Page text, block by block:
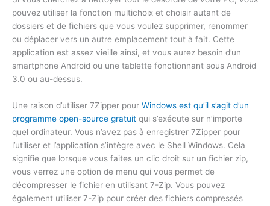
pouvez utiliser la fonction multichoix et choisir autant de
dossiers et de fichiers que vous voulez supprimer, renommer
ou déplacer vers un autre emplacement tout à fait. Cette
application est assez vieille ainsi, et vous aurez besoin d’un
smartphone Android ou une tablette fonctionnant sous Android
3.0 ou au-dessus.
Une raison d’utiliser 7Zipper pour Windows est qu’il s’agit d’un
programme open-source gratuit qui s’exécute sur n’importe
quel ordinateur. Vous n’avez pas à enregistrer 7Zipper pour
l’utiliser et l’application s’intègre avec le Shell Windows. Cela
signifie que lorsque vous faites un clic droit sur un fichier zip,
vous verrez une option de menu qui vous permet de
décompresser le fichier en utilisant 7-Zip. Vous pouvez
également utiliser 7-Zip pour créer des fichiers compressés